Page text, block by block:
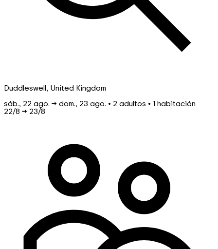
Duddleswell, United Kingdom
sáb., 22 ago. → dom., 23 ago. • 2 adultos • 1 habitación
22/8 → 23/8